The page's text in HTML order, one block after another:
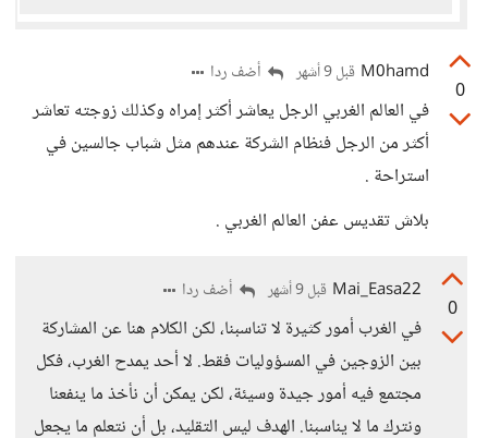
0
M0hamd قبل 9 أشهر أضف ردا
في العالم الغربي الرجل يعاشر أكثر إمراه وكذلك زوجته تعاشر
أكثر من الرجل فنظام الشركة عندهم مثل شباب جالسين في
استراحة .
بلاش تقديس عفن العالم الغربي .
0
Mai_Easa22 قبل 9 أشهر أضف ردا
في الغرب أمور كثيرة لا تناسبنا، لكن الكلام هنا عن المشاركة
بين الزوجين في المسؤوليات فقط. لا أحد يمدح الغرب، فكل
مجتمع فيه أمور جيدة وسيئة، لكن يمكن أن نأخذ ما ينفعنا
ونترك ما لا يناسبنا. الهدف ليس التقليد، بل أن نتعلم ما يجعل